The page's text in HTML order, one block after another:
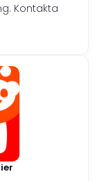
Kontakta